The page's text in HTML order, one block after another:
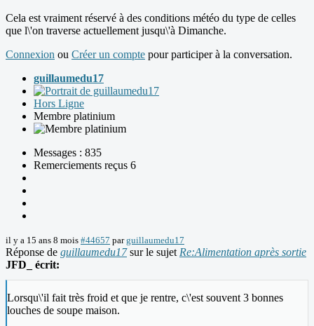
Cela est vraiment réservé à des conditions météo du type de celles
que l\'on traverse actuellement jusqu\'à Dimanche.
Connexion ou Créer un compte pour participer à la conversation.
guillaumedu17
Hors Ligne
Membre platinium
Messages : 835
Remerciements reçus 6
il y a 15 ans 8 mois #44657 parguillaumedu17
Réponse de guillaumedu17sur le sujet Re:Alimentation après sortie
JFD_ écrit:
Lorsqu\'il fait très froid et que je rentre, c\'est souvent 3 bonnes
louches de soupe maison.